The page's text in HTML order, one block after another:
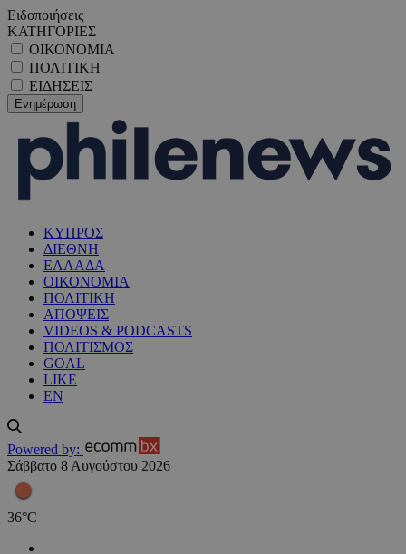
Ειδοποιήσεις
ΚΑΤΗΓΟΡΙΕΣ
ΟΙΚΟΝΟΜΙΑ
ΠΟΛΙΤΙΚΗ
ΕΙΔΗΣΕΙΣ
ΚΥΠΡΟΣ
ΔΙΕΘΝΗ
ΕΛΛΑΔΑ
ΟΙΚΟΝΟΜΙΑ
ΠΟΛΙΤΙΚΗ
ΑΠΟΨΕΙΣ
VIDEOS & PODCASTS
ΠΟΛΙΤΙΣΜΟΣ
GOAL
LIKE
EN
Powered by:
Σάββατο 8 Αυγούστου 2026
36°C